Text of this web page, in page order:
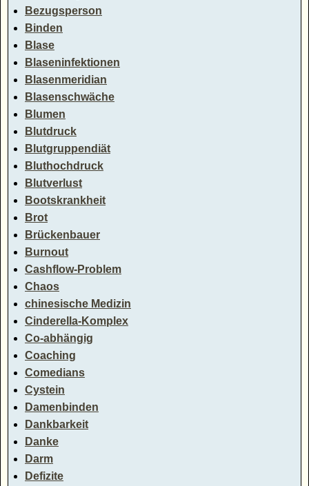
Bezugsperson
Binden
Blase
Blaseninfektionen
Blasenmeridian
Blasenschwäche
Blumen
Blutdruck
Blutgruppendiät
Bluthochdruck
Blutverlust
Bootskrankheit
Brot
Brückenbauer
Burnout
Cashflow-Problem
Chaos
chinesische Medizin
Cinderella-Komplex
Co-abhängig
Coaching
Comedians
Cystein
Damenbinden
Dankbarkeit
Danke
Darm
Defizite